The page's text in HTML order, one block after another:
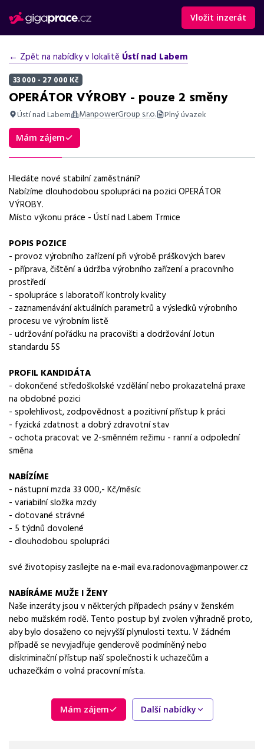
Vložit inzerát
← Zpět na nabídky v lokalitě Ústí nad Labem
33 000 - 27 000 Kč
OPERÁTOR VÝROBY - pouze 2 směny
Ústí nad Labem ManpowerGroup s.r.o. Plný úvazek
Shrnutí nabídky
Nabídka práce operátora výroby v Ústí nad Labem, mzda od 27
Základní informace
Pozice
Normalizovaná profese
operátor
Obor / skupina
výroba
Lokalita nabídky
Ústí nad Labem
Zaměstnavatel / agentura
ManpowerGroup s.r.o.
Typ úvazku
Plný úvazek
Mzda
33 000 - 27 000 Kč
Směny
dvousměnný provoz
Pracovní doba
ranní a odpolední směna
práce na pracovišti
Vzdělání
středoškolské
Vybrané benefity
5 týdnů dovolené, dotované stravné
Požadavky
spolehlivost, zodpovědnost
Mám zájem
Hledáte nové stabilní zaměstnání?
Nabízíme dlouhodobou spolupráci na pozici OPERÁTOR
VÝROBY.
Místo výkonu práce - Ústí nad Labem Trmice
POPIS POZICE
- provoz výrobního zařízení při výrobě práškových barev
- příprava, čištění a údržba výrobního zařízení a pracovního
prostředí
- spolupráce s laboratoří kontroly kvality
- zaznamenávání aktuálních parametrů a výsledků výrobního
procesu ve výrobním listě
- udržování pořádku na pracovišti a dodržování Jotun
standardu 5S
PROFIL KANDIDÁTA
- dokončené středoškolské vzdělání nebo prokazatelná praxe
na obdobné pozici
- spolehlivost, zodpovědnost a pozitivní přístup k práci
- fyzická zdatnost a dobrý zdravotní stav
- ochota pracovat ve 2-směnném režimu - ranní a odpolední
směna
NABÍZÍME
- nástupní mzda 33 000,- Kč/měsíc
- variabilní složka mzdy
- dotované strávné
- 5 týdnů dovolené
- dlouhodobou spolupráci
své životopisy zasílejte na e-mail eva.radonova@manpower.cz
NABÍRÁME MUŽE I ŽENY
Naše inzeráty jsou v některých případech psány v ženském
nebo mužském rodě. Tento postup byl zvolen výhradně proto,
aby bylo dosaženo co nejvyšší plynulosti textu. V žádném
případě se nevyjadřuje genderově podmíněný nebo
diskriminační přístup naší společnosti k uchazečům a
uchazečkám o volná pracovní místa.
Mám zájem Další nabídky